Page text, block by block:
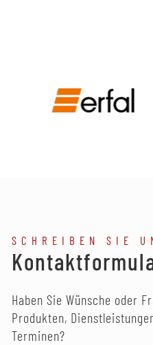
SCHREIBEN SIE
Haben Sie Wünsche oder
Produkten,
Terminen?